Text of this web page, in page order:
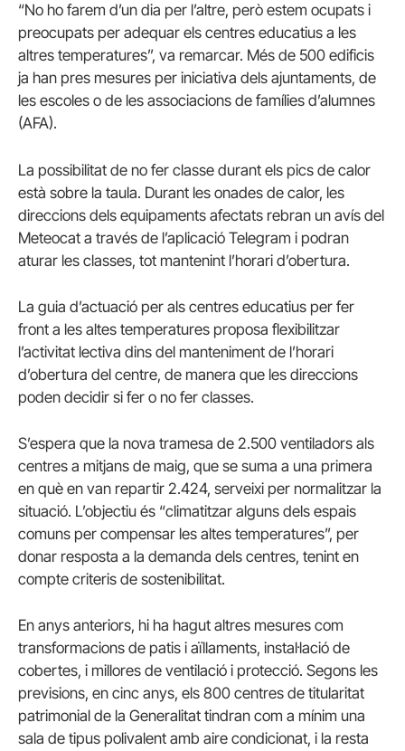
“No ho farem d’un dia per l’altre, però estem ocupats i
preocupats per adequar els centres educatius a les
altres temperatures”, va remarcar. Més de 500 edificis
ja han pres mesures per iniciativa dels ajuntaments, de
les escoles o de les associacions de famílies d’alumnes
(AFA).
La possibilitat de no fer classe durant els pics de calor
està sobre la taula. Durant les onades de calor, les
direccions dels equipaments afectats rebran un avís del
Meteocat a través de l’aplicació Telegram i podran
aturar les classes, tot mantenint l’horari d’obertura.
La guia d’actuació per als centres educatius per fer
front a les altes temperatures proposa flexibilitzar
l’activitat lectiva dins del manteniment de l’horari
d’obertura del centre, de manera que les direccions
poden decidir si fer o no fer classes.
S’espera que la nova tramesa de 2.500 ventiladors als
centres a mitjans de maig, que se suma a una primera
en què en van repartir 2.424, serveixi per normalitzar la
situació. L’objectiu és “climatitzar alguns dels espais
comuns per compensar les altes temperatures”, per
donar resposta a la demanda dels centres, tenint en
compte criteris de sostenibilitat.
En anys anteriors, hi ha hagut altres mesures com
transformacions de patis i aïllaments, instal·lació de
cobertes, i millores de ventilació i protecció. Segons les
previsions, en cinc anys, els 800 centres de titularitat
patrimonial de la Generalitat tindran com a mínim una
sala de tipus polivalent amb aire condicionat, i la resta